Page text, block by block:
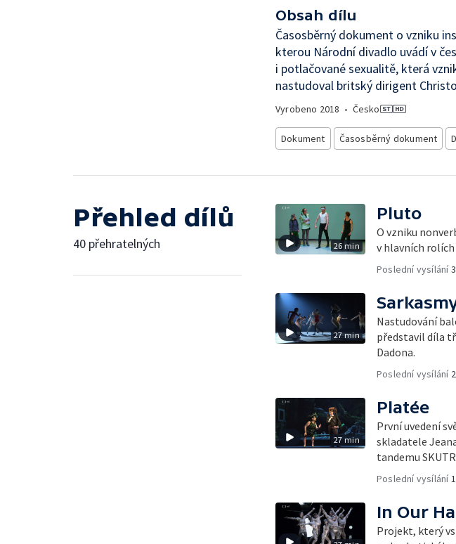
Obsah dílu
Časosběrný dokument o vzniku
kterou Národní divadlo uvádí v
i potlačované sexualitě, která
nastudoval britský dirigent
Vyrobeno 2018 • Česko
Dokument Časosběrný dokument
Přehled dílů
40 přehratelných 26 min
Pluto
O vzniku
v hlavních rolích
Poslední vysílání
27 min
Nastudování
představil díla
Dadona.
Poslední vysílání
27 min
Platée
První uvedení
skladatele
tandemu
Poslední vysílání
In Our
Projekt, který